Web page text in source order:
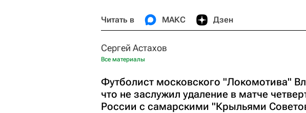
Читать в МАКС Дзен
Сергей Астахов
Все материалы
Футболист московского "Локомотива"
что не заслужил удаление в матче
России с самарскими "Крыльями